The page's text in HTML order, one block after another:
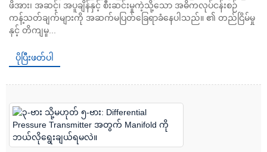
ဖိအား၊ အဆင့်၊ အပူချိန်နှင့် စီးဆင်းမှုကဲ့သို့သော အဓိကလုပ်ငန်းစဉ်
ကန့်သတ်ချက်များကို အဆက်မပြတ်ခြေရာခံနေပါသည်။ ၏ တည်ငြိမ်မှု
နှင့် တိကျမှု...
ပိုပြီးဖတ်ပါ